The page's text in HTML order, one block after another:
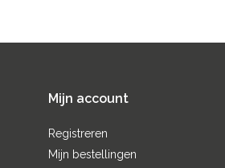
Mijn account
Registreren
Mijn bestellingen